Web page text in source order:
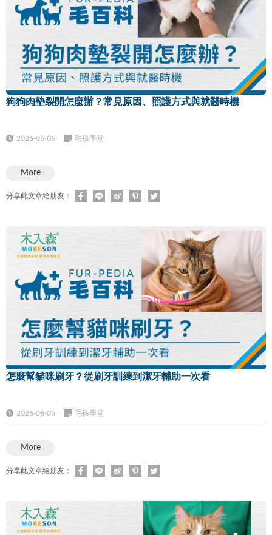
狗狗肉墊裂開怎麼辦？常見原因、照護方式與就醫時機
2026-06-06 毛孩學堂
More
分享此文章給朋友：
怎麼幫貓咪刷牙？從刷牙訓練到潔牙輔助一次看
2026-06-05 毛孩學堂
More
分享此文章給朋友：